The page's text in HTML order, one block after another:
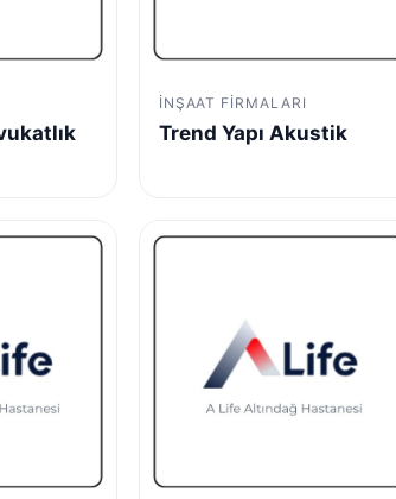
İNŞAAT FIRMALARI
Trend Yapı Akustik